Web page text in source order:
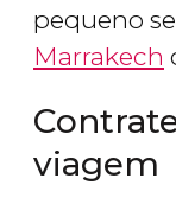
pequeno
Marrakech
viagem